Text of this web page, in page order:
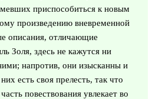
приспособиться к новым
произведению вневременной
описания, отличающие
Золя, здесь не кажутся ни
напротив, они изысканны и
есть своя прелесть, так что
повествования увлекает во